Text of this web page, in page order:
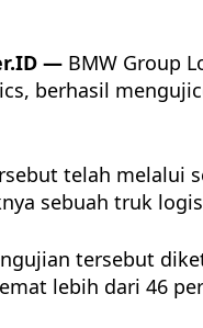
— BMW Group
, berhasil
telah melalui
sebuah truk
tersebut
lebih dari 46